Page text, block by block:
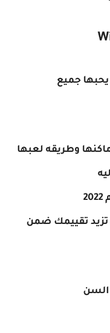
يحبها جميع
وطريقه لعبها
تزيد تقييمك ضمن
السن